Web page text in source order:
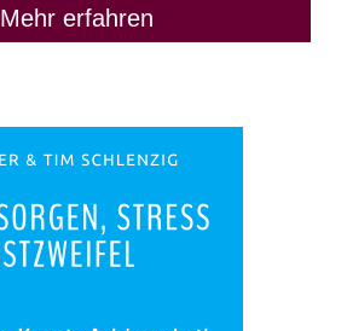
Mehr erfahren